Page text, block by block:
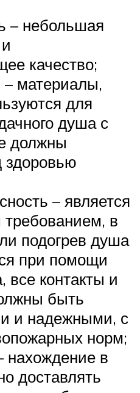
– небольшая
качество;
– материалы,
для
душа с
должны
здоровью
– является
в
подогрев душа
при помощи
все контакты и
быть
и надежными, с
норм;
нахождение в
доставлять